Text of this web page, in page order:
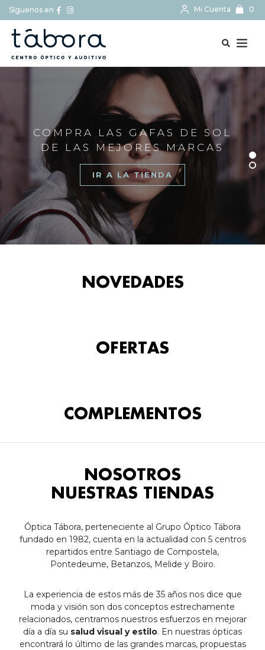
Síguenos en Mi Cuenta 0
COMPRA LAS GAFAS DE SOL
DE LAS MEJORES MARCAS
IR A LA TIENDA
NOVEDADES
OFERTAS
COMPLEMENTOS
NOSOTROS
NUESTRAS TIENDAS
Óptica Tábora, perteneciente al Grupo Óptico Tábora
fundado en 1982, cuenta en la actualidad con 5 centros
repartidos entre Santiago de Compostela,
Pontedeume, Betanzos, Melide y Boiro.
La experiencia de estos más de 35 años nos dice que
moda y visión son dos conceptos estrechamente
relacionados, centramos nuestros esfuerzos en mejorar
día a día su salud visual y estilo. En nuestras ópticas
encontrará lo último de las grandes marcas, propuestas